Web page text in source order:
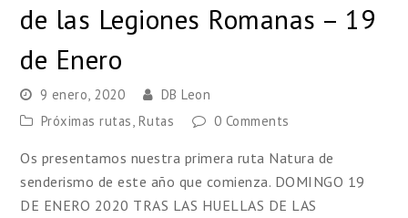
de las Legiones Romanas – 19
de Enero
9 enero, 2020
DB Leon
Próximas rutas Rutas 0 Comments
Os presentamos nuestra primera ruta Natura de
senderismo de este año que comienza. DOMINGO 19
DE ENERO 2020 TRAS LAS HUELLAS DE LAS